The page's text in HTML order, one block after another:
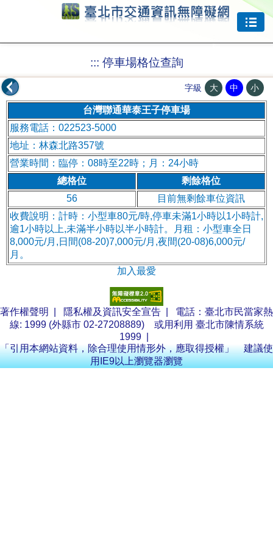
::: 停車場格位查詢
字級 大 中 小
台灣聯通華泰王子停車場
服務電話：022523-5000
地址：林森北路357號
營業時間：臨停：08時至22時；月：24小時
總格位
剩餘格位
56
目前無剩餘車位資訊
收費說明：計時：小型車80元/時,停車未滿1小時以1小時計,
逾1小時以上,未滿半小時以半小時計。月租：小型車全日
8,000元/月,日間(08-20)7,000元/月,夜間(20-08)6,000元/
月。
加入最愛
著作權聲明 隱私權及資訊安全宣告 | 電話：臺北市民當家熱
線: 1999 (外縣市 02-27208889) 或用利用 臺北市陳情系統
1999
「引用本網站資料，除合理使用情形外，應取得授權」 建議使
用IE9以上瀏覽器瀏覽